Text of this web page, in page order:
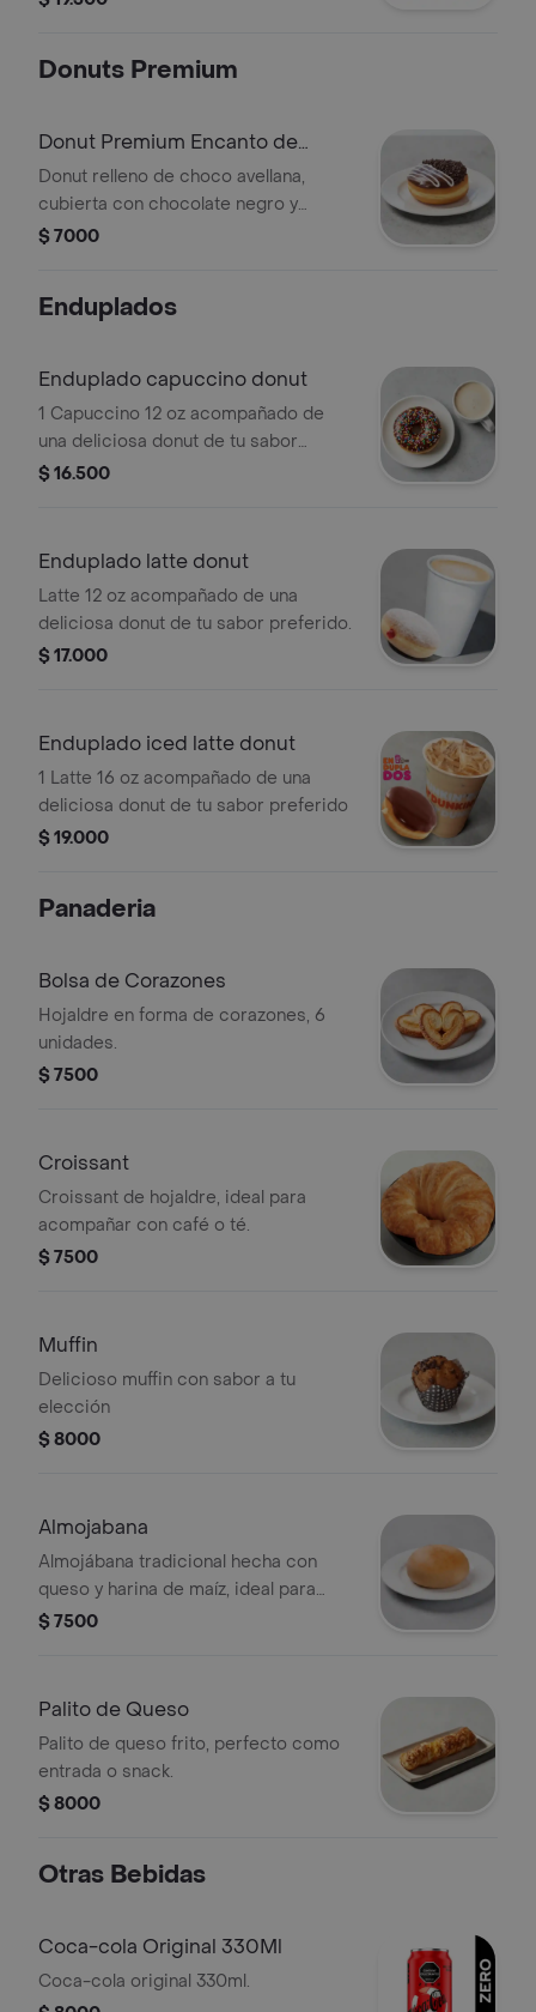
Donuts Premium
Donut Premium Encanto de
Chocolate
Donut relleno de choco avellana,
cubierta con chocolate negro y
grageas de chocolate
$ 7000
Enduplados
Enduplado capuccino donut
1 Capuccino 12 oz acompañado de
una deliciosa donut de tu sabor
preferido.
$ 16.500
Enduplado latte donut
Latte 12 oz acompañado de una
deliciosa donut de tu sabor preferido.
$ 17.000
Enduplado iced latte donut
1 Latte 16 oz acompañado de una
deliciosa donut de tu sabor preferido
$ 19.000
Panaderia
Bolsa de Corazones
Hojaldre en forma de corazones, 6
unidades.
$ 7500
Croissant
Croissant de hojaldre, ideal para
acompañar con café o té.
$ 7500
Muffin
Delicioso muffin con sabor a tu
elección
$ 8000
Almojabana
Almojábana tradicional hecha con
queso y harina de maíz, ideal para
acompañar con café.
$ 7500
Palito de Queso
Palito de queso frito, perfecto como
entrada o snack.
$ 8000
Otras Bebidas
Coca-cola Original 330Ml
Coca-cola original 330ml.